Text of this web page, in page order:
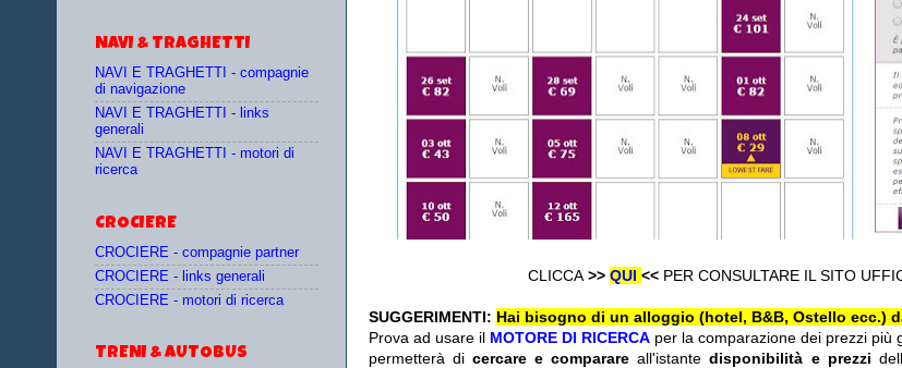
CLICCA >> QUI <<PER CONSULTARE IL SITO
SUGGERIMENTI: Hai bisogno di un alloggio (hotel, B&B, Ostello ecc.)
Prova ad usare il MOTORE DI RICERCA per la comparazione dei prezzi più
permetterà dicercare e comparareall'istantedisponibilità e prezzi
NAVI & TRAGHETTI
NAVI E TRAGHETTI - compagnie
di navigazione
NAVI E TRAGHETTI - links
generali
NAVI E TRAGHETTI - motori di
ricerca
CROCIERE
CROCIERE - compagnie partner
CROCIERE - links generali
CROCIERE - motori di ricerca
TRENI & AUTOBUS